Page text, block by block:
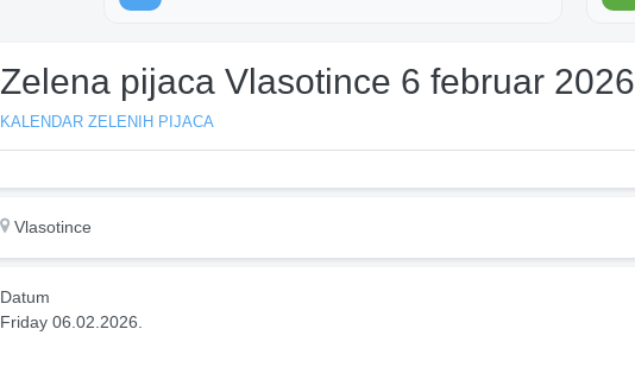
Zelena pijaca Vlasotince 6 februar 2026
KALENDAR ZELENIH PIJACA
Vlasotince
Datum
Friday 06.02.2026.